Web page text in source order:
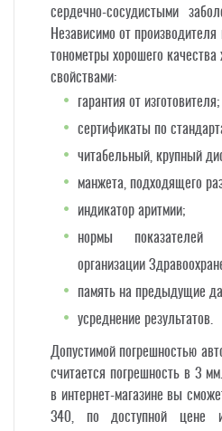
сердечно-сосудистыми
Независимо от
тонометры хорошего качества
свойствами:
гарантия от изготовителя;
сертификаты по
читабельный, крупный
манжета, подходящего
индикатор аритмии;
нормы
организации
память на предыдущие
усреднение результатов.
Допустимой погрешностью
считается погрешность в 3
в интернет-магазине вы
340, по доступной цене и